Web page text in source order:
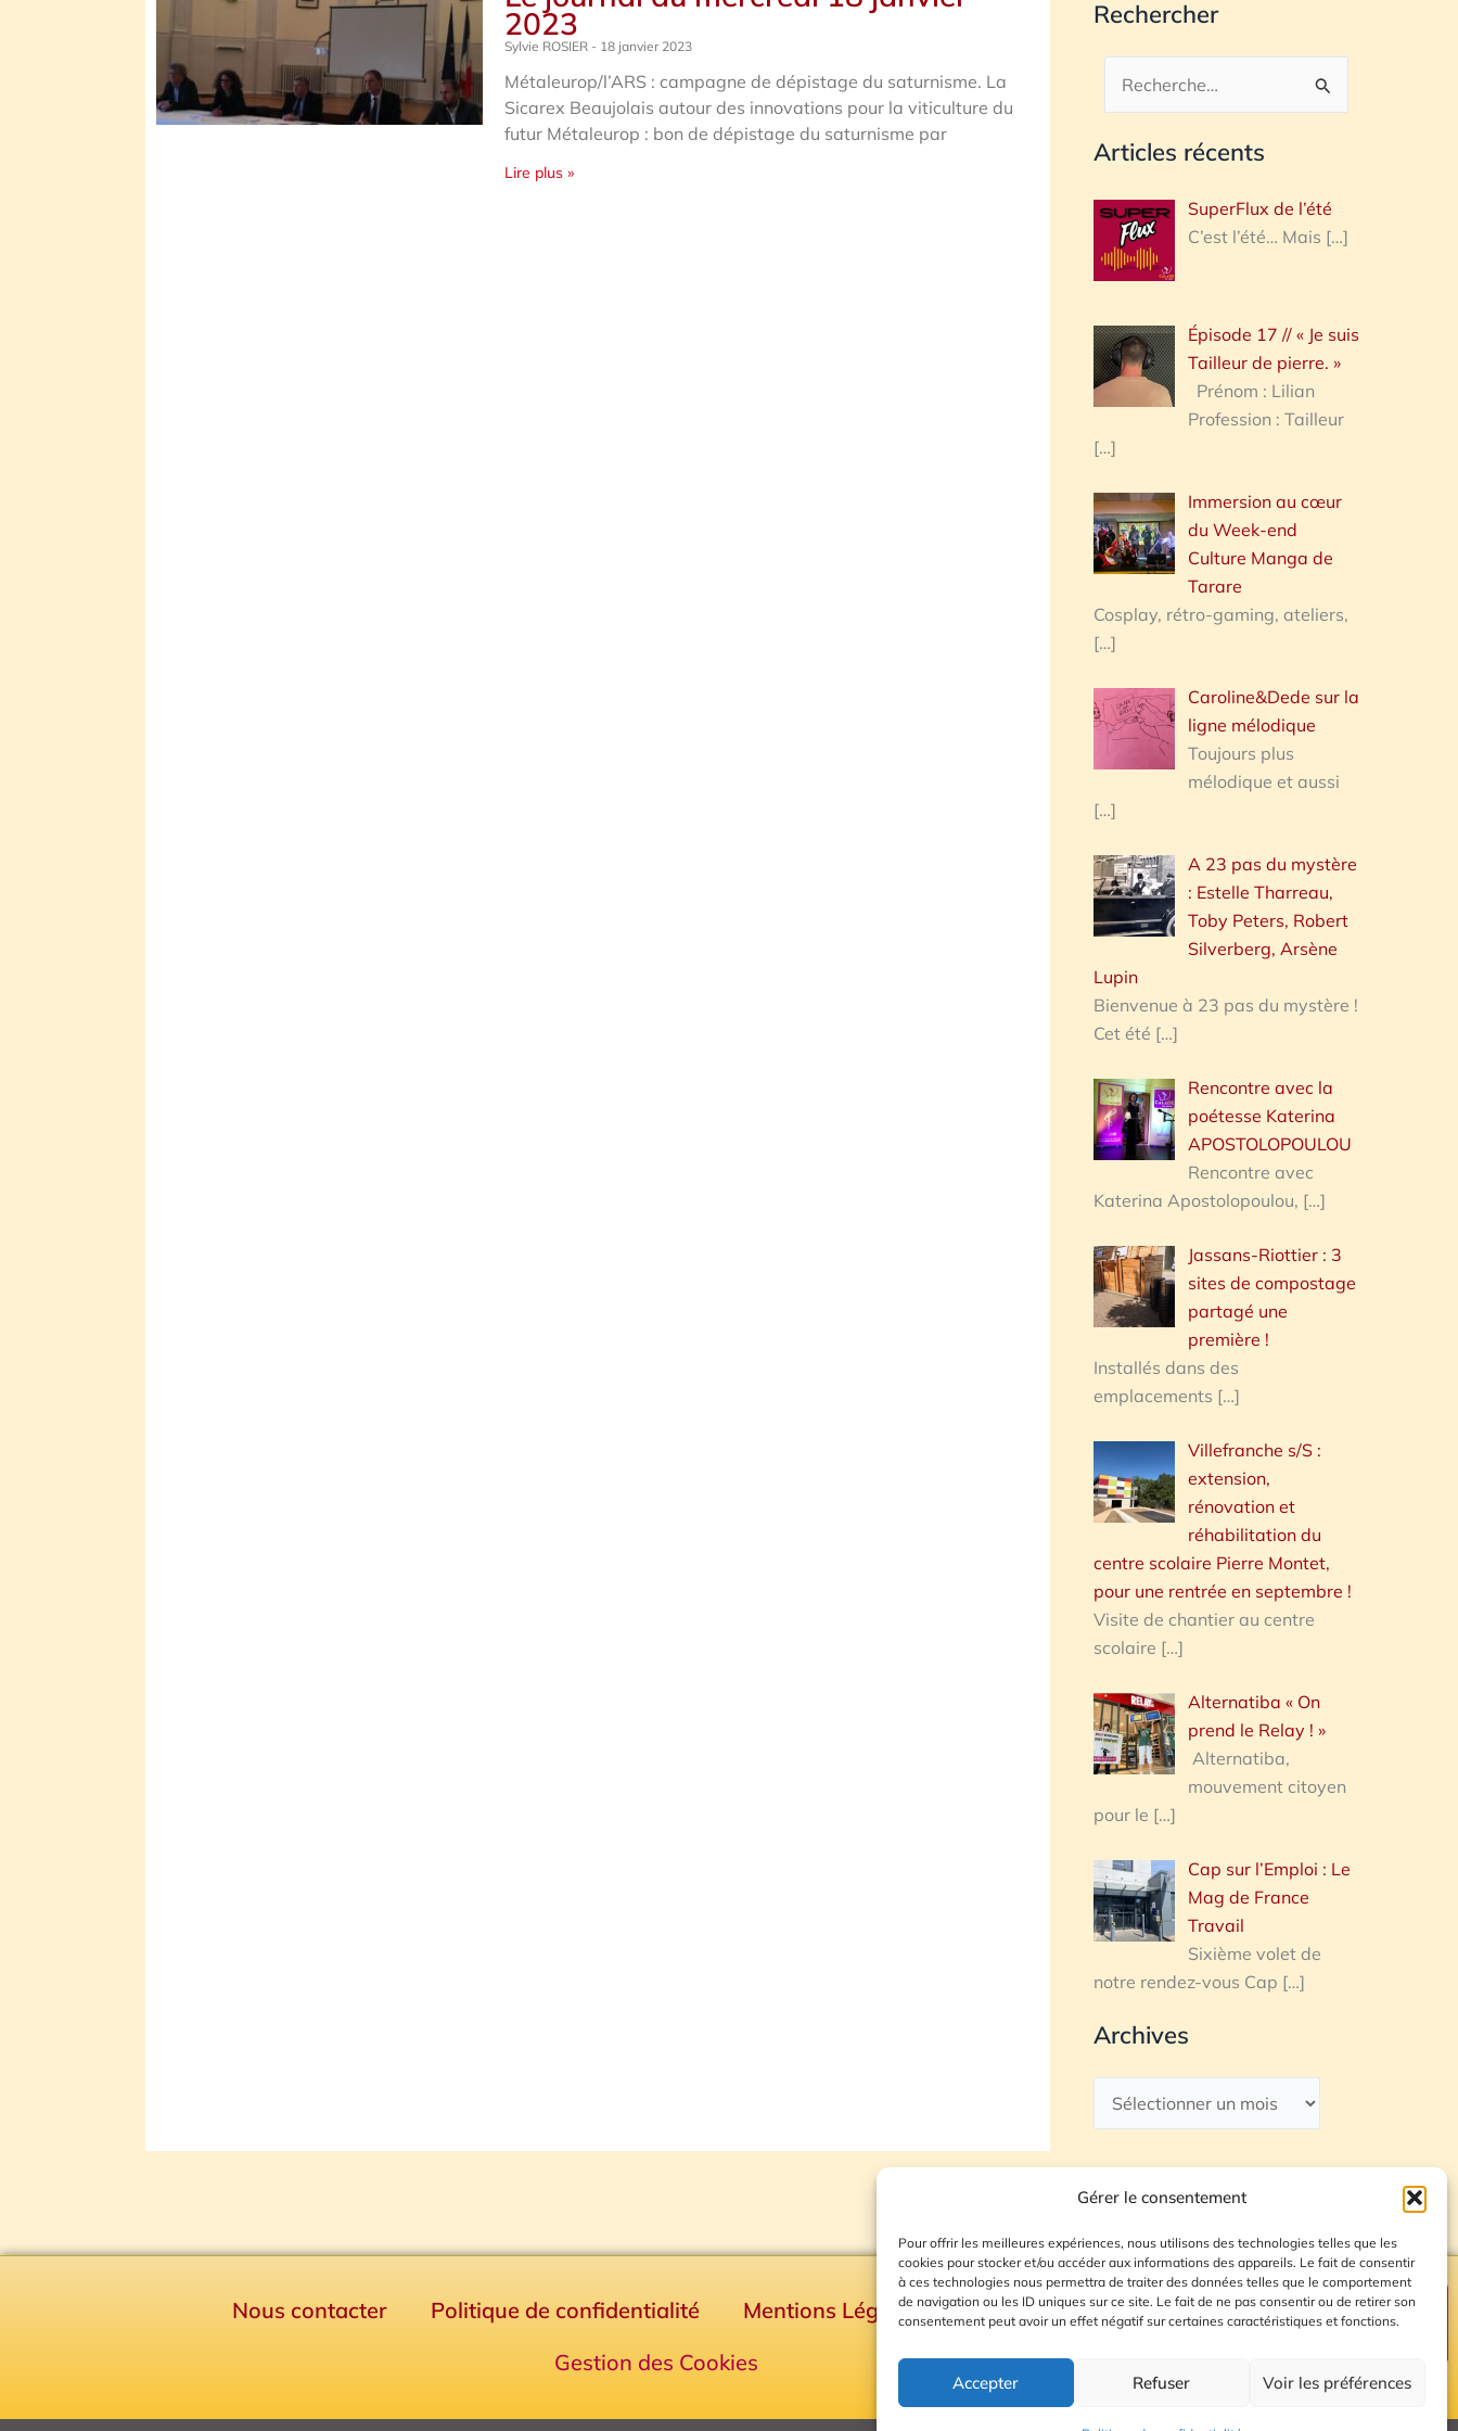
Gérer le consentement
Pour offrir les meilleures expériences, nous utilisons des technologies telles que les
cookies pour stocker et/ou accéder aux informations des appareils. Le fait de consentir
à ces technologies nous permettra de traiter des données telles que le comportement
de navigation ou les ID uniques sur ce site. Le fait de ne pas consentir ou de retirer son
consentement peut avoir un effet négatif sur certaines caractéristiques et fonctions.
Accepter Refuser Voir les préférences
2023
Sylvie ROSIER 18 janvier 2023
Métaleurop/l’ARS : campagne de dépistage du saturnisme. La
Sicarex Beaujolais autour des innovations pour la viticulture du
futur Métaleurop : bon de dépistage du saturnisme par
Lire plus »
Rechercher
Rechercher :
Articles récents
SuperFlux de l’été
C’est l’été… Mais […]
Épisode 17 // « Je suis
Tailleur de pierre. »
Prénom : Lilian
Profession : Tailleur
[…]
Immersion au cœur
du Week-end
Culture Manga de
Tarare
Cosplay, rétro-gaming, ateliers,
[…]
Caroline&Dede sur la
ligne mélodique
Toujours plus
mélodique et aussi
[…]
A 23 pas du mystère
: Estelle Tharreau,
Toby Peters, Robert
Silverberg, Arsène
Lupin
Bienvenue à 23 pas du mystère !
Cet été […]
Rencontre avec la
poétesse Katerina
APOSTOLOPOULOU
Rencontre avec
Katerina Apostolopoulou, […]
Jassans-Riottier : 3
sites de compostage
partagé une
première !
Installés dans des
emplacements […]
Villefranche s/S :
extension,
rénovation et
réhabilitation du
centre scolaire Pierre Montet,
pour une rentrée en septembre !
Visite de chantier au centre
scolaire […]
Alternatiba « On
prend le Relay ! »
Alternatiba,
mouvement citoyen
pour le […]
Cap sur l’Emploi : Le
Mag de France
Travail
Sixième volet de
notre rendez-vous Cap […]
Archives
Nous contacter Politique de confidentialité Mentions Légales
Plan du site
Gestion des Cookies